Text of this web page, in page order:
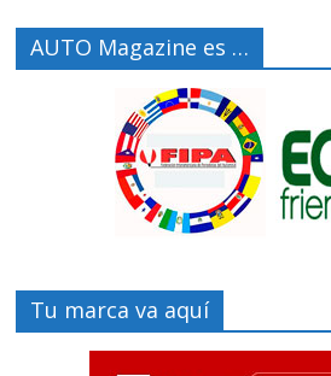
AUTO Magazine es …
Tu marca va aquí